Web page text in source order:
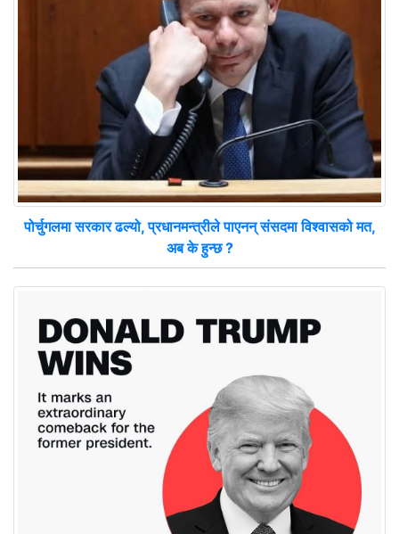
पोर्चुगलमा सरकार ढल्यो, प्रधानमन्त्रीले पाएनन् संसदमा विश्वासको मत,
अब के हुन्छ ?